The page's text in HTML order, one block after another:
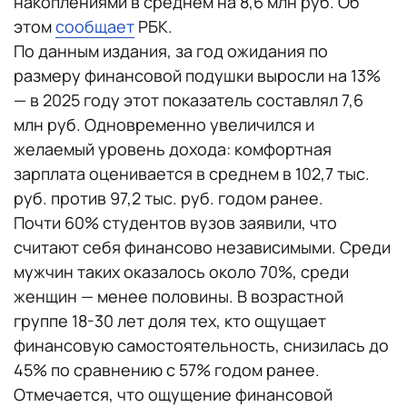
этомсообщает РБК.
По данным издания, за год ожидания по
размеру финансовой подушки выросли на 13%
— в 2025 году этот показатель составлял 7,6
млн руб. Одновременно увеличился и
желаемый уровень дохода: комфортная
зарплата оценивается в среднем в 102,7 тыс.
руб. против 97,2 тыс. руб. годом ранее.
Почти 60% студентов вузов заявили, что
считают себя финансово независимыми. Среди
мужчин таких оказалось около 70%, среди
женщин — менее половины. В возрастной
группе 18-30 лет доля тех, кто ощущает
финансовую самостоятельность, снизилась до
45% по сравнению с 57% годом ранее.
Отмечается, что ощущение финансовой